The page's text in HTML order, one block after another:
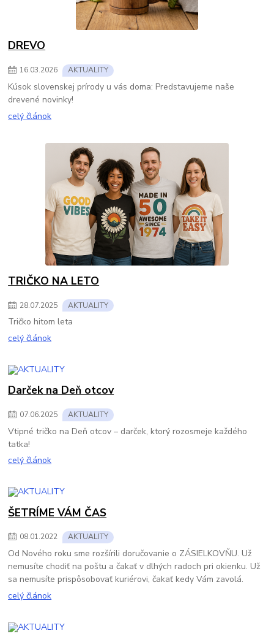
DREVO
16.03.2026 AKTUALITY
Kúsok slovenskej prírody u vás doma: Predstavujeme naše
drevené novinky!
celý článok
TRIČKO NA LETO
28.07.2025 AKTUALITY
Tričko hitom leta
celý článok
Darček na Deň otcov
07.06.2025 AKTUALITY
Vtipné tričko na Deň otcov – darček, ktorý rozosmeje každého
tatka!
celý článok
ŠETRÍME VÁM ČAS
08.01.2022 AKTUALITY
Od Nového roku sme rozšírili doručovanie o ZÁSIELKOVŇU. Už
nemusíte chodiť na poštu a čakať v dlhých radoch pri okienku. Už
sa nemusíte prispôsobovať kuriérovi, čakať kedy Vám zavolá.
celý článok